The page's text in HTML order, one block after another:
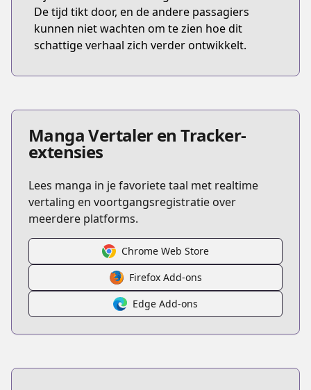
De tijd tikt door, en de andere passagiers
kunnen niet wachten om te zien hoe dit
schattige verhaal zich verder ontwikkelt.
Manga Vertaler en Tracker-
extensies
Lees manga in je favoriete taal met realtime
vertaling en voortgangsregistratie over
meerdere platforms.
Chrome Web Store
Firefox Add-ons
Edge Add-ons